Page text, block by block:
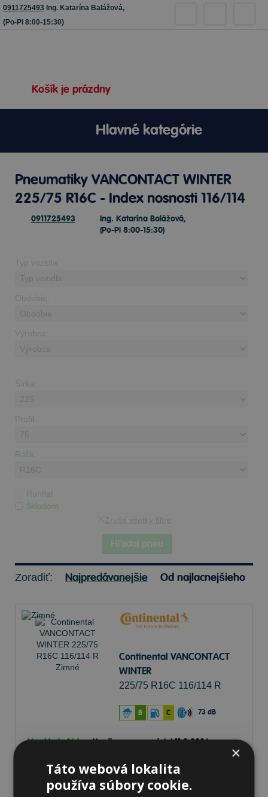
0911725493 Ing. Katarína Balážová,
(Po-Pi 8:00-15:30)
Košík je prázdny
Hlavné kategórie
Pneumatiky VANCONTACT WINTER
225/75 R16C - Index nosnosti 116/114
0911725493
Ing. Katarína Balážová,
(Po-Pi 8:00-15:30)
Typ vozidla:
Obdobie:
Výrobca:
Šírka:
Profil:
Ráfik:
Runflat
Skladom
Zrušiť všetky filtre
Hľadaj pneu
Zoradiť: Najpredávanejšie Od najlacnejšieho
Continental VANCONTACT
WINTER
225/75 R16C 116/114 R
B C 73 dB
Na sklade 16 ks-K odberu na predajni 11.8.2026
206,67 €
×
Táto webová lokalita
používa súbory cookie.